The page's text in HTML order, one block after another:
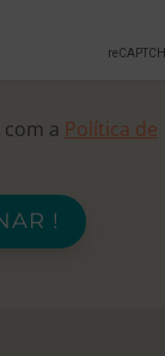
a Política de
!